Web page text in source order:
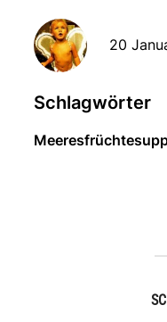
20
Schlagwörter